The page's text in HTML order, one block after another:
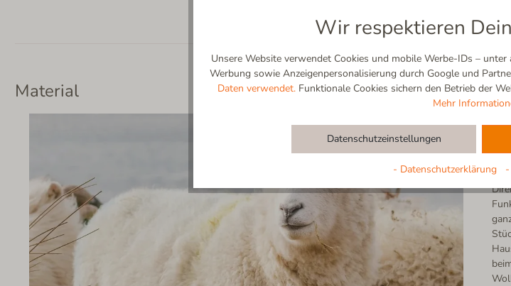
Material
Wir respektieren
Unsere Website verwendet Cookies und mobile Werbe-IDs –
Werbung sowie Anzeigenpersonalisierung durch Google und
Daten verwendet.Funktionale Cookies sichern den Betrieb der
Mehr
Datenschutzeinstellungen
- Datenschutzerklärung